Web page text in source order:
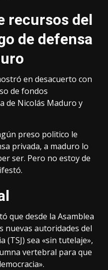
recursos del
de defensa
en desacuerto con
de fondos
de Nicolás Maduro y
preso politico le
privada, a maduro lo
ser. Pero no estoy de
que desde la Asamblea
nuevas autoridades del
(TSJ) sea «sin tutelaje»,
vertebral para que